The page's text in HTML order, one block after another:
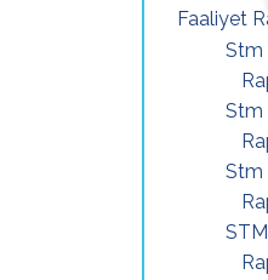
Faaliyet
Stm
Stm
Stm